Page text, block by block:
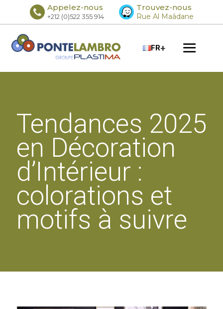
Appelez-nous
+212 (0)522 355 914
Trouvez-nous
Rue Al Maâdane
FR+
Tendances 2025
en Décoration
d’Intérieur :
colorations et
motifs à suivre